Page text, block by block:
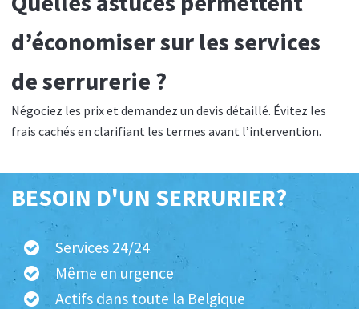
d’économiser sur les services
de serrurerie ?
Négociez les prix et demandez un devis détaillé. Évitez les
frais cachés en clarifiant les termes avant l’intervention.
BESOIN D'UN SERRURIER?
Services 24/24
Même en urgence
Actifs dans toute la Belgique